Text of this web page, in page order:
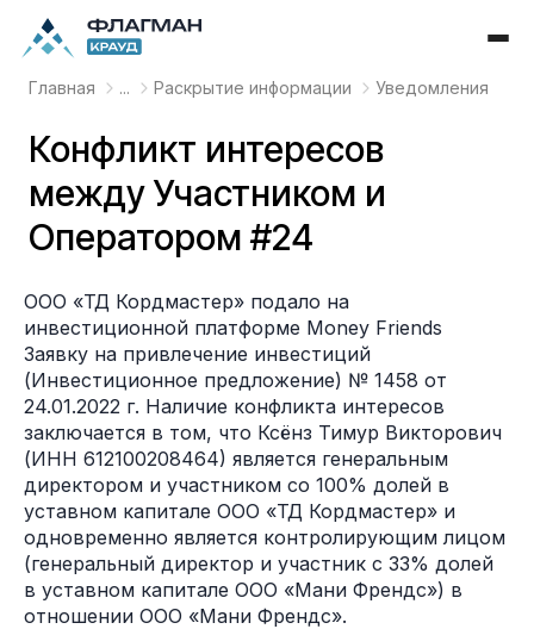
Главная ... Раскрытие информации Уведомления
Конфликт интересов
между Участником и
Оператором #24
ООО «ТД Кордмастер» подало на
инвестиционной платформе Money Friends
Заявку на привлечение инвестиций
(Инвестиционное предложение) № 1458 от
24.01.2022 г. Наличие конфликта интересов
заключается в том, что Ксёнз Тимур Викторович
(ИНН 612100208464) является генеральным
директором и участником со 100% долей в
уставном капитале ООО «ТД Кордмастер» и
одновременно является контролирующим лицом
(генеральный директор и участник с 33% долей
в уставном капитале ООО «Мани Френдс») в
отношении ООО «Мани Френдс».